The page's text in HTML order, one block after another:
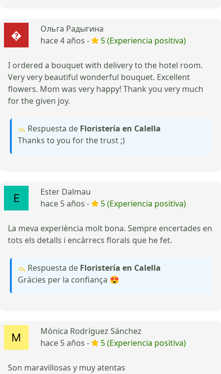
Ольга Радыгина
hace 4 años -
5 (Experiencia positiva)
I ordered a bouquet with delivery to the hotel room.
Very very beautiful wonderful bouquet. Excellent
flowers. Mom was very happy! Thank you very much
for the given joy.
Respuesta de Floristería en Calella
Thanks to you for the trust ;)
Ester Dalmau
hace 5 años -
5 (Experiencia positiva)
La meva experiència molt bona. Sempre encertades en
tots els detalls i encàrrecs florals que he fet.
Respuesta de Floristería en Calella
Gràcies per la confiança 😍
Mónica Rodríguez Sánchez
hace 5 años -
5 (Experiencia positiva)
Son maravillosas y muy atentas